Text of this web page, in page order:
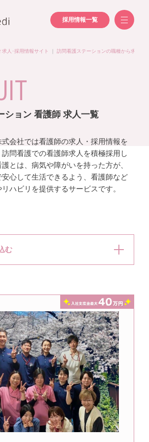
採用情報一覧
人･採用情報サイト 訪問看護ステーションの職種から求人を
ション 看護師 求人一覧
会社では看護師の求人・採用情報を
問看護での看護師求人を積極採用し
とは、病気や障がいを持った方が、
心して生活できるよう、看護師など
ハビリを提供するサービスです。
む